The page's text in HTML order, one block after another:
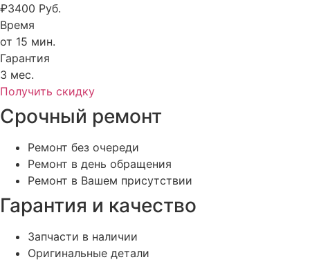
₽3400 Руб.
Время
от 15 мин.
Гарантия
3 мес.
Получить скидку
Срочный ремонт
Ремонт без очереди
Ремонт в день обращения
Ремонт в Вашем присутствии
Гарантия и качество
Запчасти в наличии
Оригинальные детали